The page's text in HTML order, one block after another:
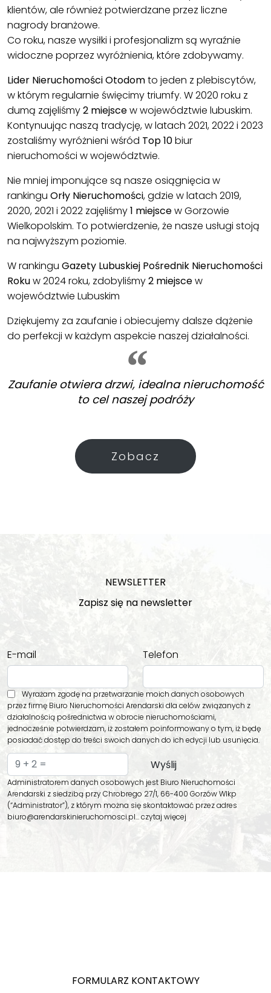
klientów, ale również potwierdzane przez liczne
nagrody branżowe.
Co roku, nasze wysiłki i profesjonalizm są wyraźnie
widoczne poprzez wyróżnienia, które zdobywamy.
Lider Nieruchomości Otodomto jeden z plebiscytów,
w którym regularnie święcimy triumfy. W 2020 roku z
dumą zajęliśmy2 miejscew województwie lubuskim.
Kontynuując naszą tradycję, w latach 2021, 2022 i 2023
zostaliśmy wyróżnieni wśród Top 10biur
nieruchomości w województwie.
Nie mniej imponujące są nasze osiągnięcia w
rankingu Orły Nieruchomości, gdzie w latach 2019,
2020, 2021 i 2022 zajęliśmy1 miejscew Gorzowie
Wielkopolskim. To potwierdzenie, że nasze usługi stoją
na najwyższym poziomie.
W rankingu Gazety Lubuskiej Pośrednik Nieruchomości
Rokuw 2024 roku, zdobyliśmy2 miejscew
województwie Lubuskim
Dziękujemy za zaufanie i obiecujemy dalsze dążenie
do perfekcji w każdym aspekcie naszej działalności.
Zaufanie otwiera drzwi, idealna nieruchomość
to cel naszej podróży
Zobacz
NEWSLETTER
Zapisz się na newsletter
E-mail Telefon
Wyrażam zgodę na przetwarzanie moich danych osobowych
przez firmę Biuro Nieruchomości Arendarski dla celów związanych z
działalnością pośrednictwa w obrocie nieruchomościami,
jednocześnie potwierdzam, iż zostałem poinformowany o tym, iż będę
posiadać dostęp do treści swoich danych do ich edycji lub usunięcia.
Administratorem danych osobowych jest Biuro Nieruchomości
Arendarski z siedzibą przy Chrobrego 27/1, 66-400 Gorzów Wlkp
(“Administrator”), z którym można się skontaktować przez adres
biuro@arendarskinieruchomosci.pl…czytaj więcej
FORMULARZ KONTAKTOWY